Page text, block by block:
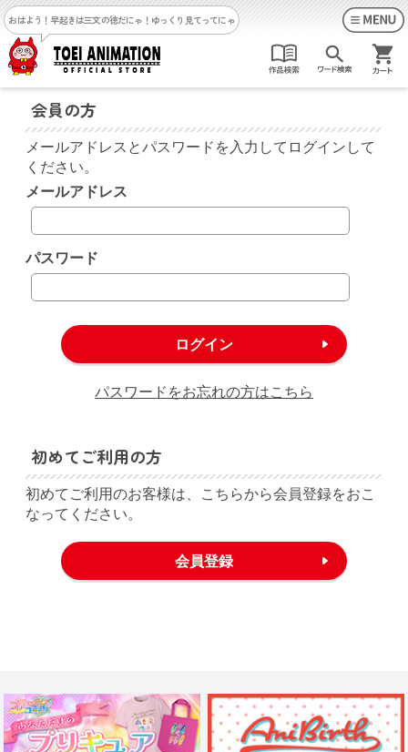
おはよう！早起きは三文の徳だにゃ！ ゆっくり見てってにゃ
会員の方
メールアドレスとパスワードを入力してログインして
ください。
メールアドレス
パスワード
パスワードをお忘れの方はこちら
初めてご利用の方
初めてご利用のお客様は、こちらから会員登録をおこ
なってください。